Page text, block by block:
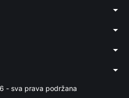
arrow_drop_down
arrow_drop_down
arrow_drop_down
arrow_drop_down
- sva prava podržana